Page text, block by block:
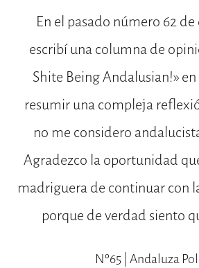
En el pasado número 62
escribí una columna de
Shite Being Andalusian!»
resumir una compleja
no me considero
Agradezco la oportunidad
madriguera de continuar con
porque de verdad siento
Nº65 | Andaluza